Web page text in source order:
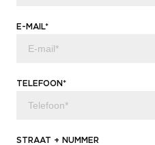
E-MAIL*
TELEFOON*
STRAAT + NUMMER